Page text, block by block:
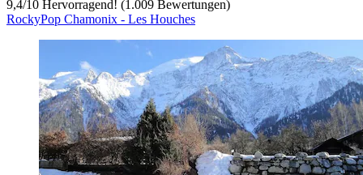
9,4/10 Hervorragend! (1.009 Bewertungen)
RockyPop Chamonix - Les Houches